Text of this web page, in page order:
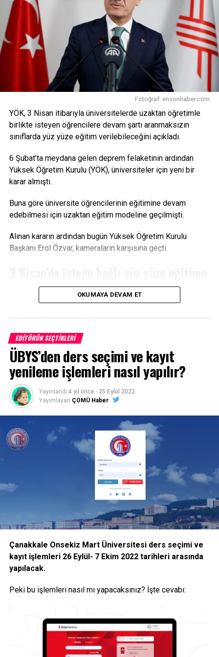
Sanayi ve Teknoloji BakanıMehmet Fatih Kacır
da
sosyal
medya
hesabından konuya ilişkin paylaşımda
bulunarak, “Bilim insanlarımıza, araştırmacılarımıza ve
öğrencilerimize sunduğumuz TÜBİTAK burslarını artırdık.
Türkiye’yi dünyada en üst sıralara taşıyacak, bu ülkenin
aydınlık geleceğini inşa edecek araştırmacı insan
kaynağımıza yönelik desteklerimizi sürdüreceğiz. Milli
Teknoloji Hamlesi hedeflerimizi yetişmiş insan
kaynağımızla gerçekleştireceğiz” dedi.
Kaynak: trthaber.com4
Facebook
Mastodon
EmailShare
Fotoğraf: ensonhaber.com
YÖK, 3 Nisan itibarıyla üniversitelerde uzaktan öğretimle
birlikte isteyen öğrencilere devam şartı aranmaksızın
sınıflarda yüz yüze eğitim verilebileceğini açıkladı.
6 Şubat’ta meydana gelen deprem felaketinin ardından
Yüksek Öğretim Kurulu (YÖK), üniversiteler için yeni bir
karar almıştı.
Buna göre üniversite öğrencilerinin eğitimine devam
edebilmesi için uzaktan eğitim modeline geçilmişti.
Alınan kararın ardından bugün Yüksek Öğretim Kurulu
Başkanı Erol Özvar, kameraların karşısına geçti.
geçiliyor
döneminin nasıl devam edeceğine ilişkin kamuoyunu
bilgilendirdi.
Buna göre 3 Nisan itibarıyla üniversitelerde uzaktan
öğretimle birlikte isteyen öğrencilere devam şartı
aranmaksızın sınıflarda yüz yüze eğitim verilebileceği
açıklandı.
Ara sınavlar uzaktan yapılabilecek
YÖK Başkanı Özvar ayrıca, bahar dönemindeki ara
sınavların şeffaflık ve denetlenebilirlik ilkesi esas alınarak
uzaktan öğretim yöntemleriyle çevrim içi yapılacağını da
İşte YÖK Başkanı Özvar’ın açıkladığı
kararlar
YÖK Başkanı Erol Özvar’ın açıklamalarına göre alınan
kararlar şu şekilde:
“Halihazırda uygulanmakta olan uzaktan öğretim ile birlikte
isteyen öğrencilere devam şartı aranmaksızın sınıflarda
yüz yüze eğitim verilebilmesine,
öğretim ile hem de yüz yüze verilebilmesine ilişkin
kararları ilgili kurullarında alarak gerekli düzenlemeleri
OKUMAYA DEVAM ET
EDITÖRÜN SEÇTIKLERI
ÜBYS’den ders seçimi ve kayıt
yenileme işlemleri nasıl yapılır?
Yayınlandı 4 yıl önce - 25 Eylül 2022
Yayımlayan ÇOMÜ Haber
Çanakkale Onsekiz Mart Üniversitesi ders seçimi ve
kayıt işlemleri 26 Eylül- 7 Ekim 2022 tarihleri arasında
yapılacak.
Peki bu işlemleri nasıl mı yapacaksınız? İşte cevabı: